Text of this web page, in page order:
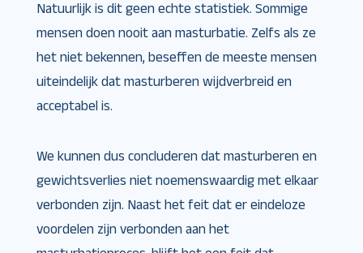
Natuurlijk is dit geen echte statistiek. Sommige
mensen doen nooit aan masturbatie. Zelfs als ze
het niet bekennen, beseffen de meeste mensen
uiteindelijk dat masturberen wijdverbreid en
acceptabel is.
We kunnen dus concluderen dat masturberen en
gewichtsverlies niet noemenswaardig met elkaar
verbonden zijn. Naast het feit dat er eindeloze
voordelen zijn verbonden aan het